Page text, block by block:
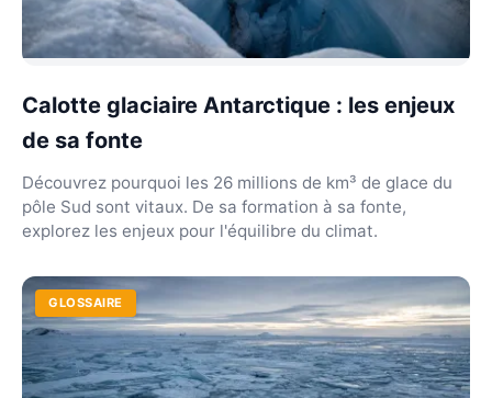
Calotte glaciaire Antarctique : les enjeux
de sa fonte
Découvrez pourquoi les 26 millions de km³ de glace du
pôle Sud sont vitaux. De sa formation à sa fonte,
explorez les enjeux pour l'équilibre du climat.
GLOSSAIRE